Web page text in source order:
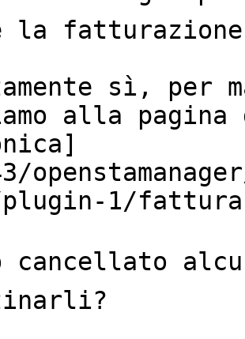
la
sì, per
alla
1/
cancellato